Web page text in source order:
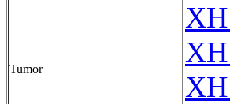
Tumor